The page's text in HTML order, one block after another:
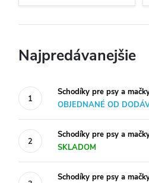
Najpredávanejšie
Schodíky pre psy a
OBJEDNANÉ OD
Schodíky pre psy a
SKLADOM
Schodíky pre psy a